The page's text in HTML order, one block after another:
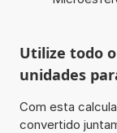
Utilize todo
unidades
Com esta
convertido